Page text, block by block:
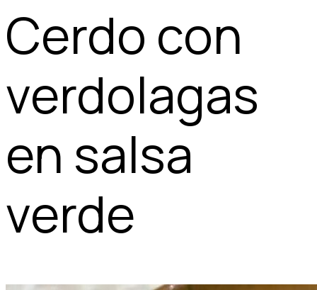
Cerdo con
verdolagas
en salsa
verde